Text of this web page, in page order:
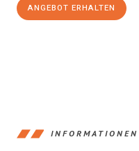
ANGEBOT ERHALTEN
INFORMATIONEN